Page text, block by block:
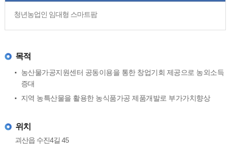
청년농업인 임대형 스마트팜
목적
농산물가공지원센터 공동이용을 통한 창업기회 제공으로 농외소득
증대
지역 농특산물을 활용한 농식품가공 제품개발로 부가가치향상
위치
괴산읍 수진4길 45